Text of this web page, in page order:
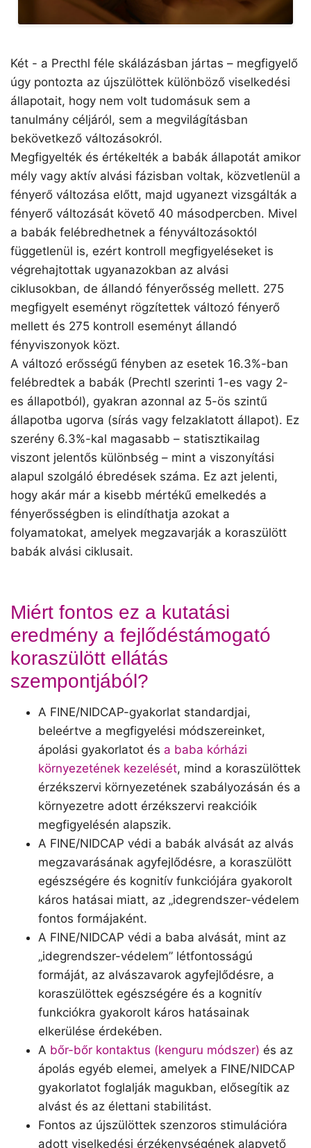
Két - a Precthl féle skálázásban jártas – megfigyelő
úgy pontozta az újszülöttek különböző viselkedési
állapotait, hogy nem volt tudomásuk sem a
tanulmány céljáról, sem a megvilágításban
bekövetkező változásokról.
Megfigyelték és értékelték a babák állapotát amikor
mély vagy aktív alvási fázisban voltak, közvetlenül a
fényerő változása előtt, majd ugyanezt vizsgálták a
fényerő változását követő 40 másodpercben. Mivel
a babák felébredhetnek a fényváltozásoktól
függetlenül is, ezért kontroll megfigyeléseket is
végrehajtottak ugyanazokban az alvási
ciklusokban, de állandó fényerősség mellett. 275
megfigyelt eseményt rögzítettek változó fényerő
mellett és 275 kontroll eseményt állandó
fényviszonyok közt.
A változó erősségű fényben az esetek 16.3%-ban
felébredtek a babák (Prechtl szerinti 1-es vagy 2-
es állapotból), gyakran azonnal az 5-ös szintű
állapotba ugorva (sírás vagy felzaklatott állapot). Ez
szerény 6.3%-kal magasabb – statisztikailag
viszont jelentős különbség – mint a viszonyítási
alapul szolgáló ébredések száma. Ez azt jelenti,
hogy akár már a kisebb mértékű emelkedés a
fényerősségben is elindíthatja azokat a
folyamatokat, amelyek megzavarják a koraszülött
babák alvási ciklusait.
Miért fontos ez a kutatási
eredmény a fejlődéstámogató
koraszülött ellátás
szempontjából?
A FINE/NIDCAP-gyakorlat standardjai,
beleértve a megfigyelési módszereinket,
ápolási gyakorlatot és a baba kórházi
környezetének kezelését, mind a koraszülöttek
érzékszervi környezetének szabályozásán és a
környezetre adott érzékszervi reakcióik
megfigyelésén alapszik.
A FINE/NIDCAP védi a babák alvását az alvás
megzavarásának agyfejlődésre, a koraszülött
egészségére és kognitív funkciójára gyakorolt
káros hatásai miatt, az „idegrendszer-védelem
fontos formájaként.
A FINE/NIDCAP védi a baba alvását, mint az
„idegrendszer-védelem” létfontosságú
formáját, az alvászavarok agyfejlődésre, a
koraszülöttek egészségére és a kognitív
funkciókra gyakorolt káros hatásainak
elkerülése érdekében.
A bőr-bőr kontaktus (kenguru módszer) és az
ápolás egyéb elemei, amelyek a FINE/NIDCAP
gyakorlatot foglalják magukban, elősegítik az
alvást és az élettani stabilitást.
Fontos az újszülöttek szenzoros stimulációra
adott viselkedési érzékenységének alapvető